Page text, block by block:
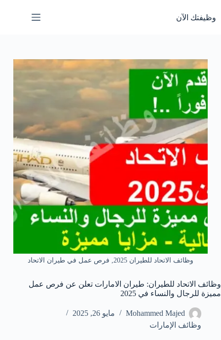
المحتوى
وظيفتك الآن
وظائف الاتحاد للطيران 2025, فرص عمل في طيران الاتحاد
وظائف الاتحاد للطيران: طيران الامارات تعلن عن فرص عمل
مميزة للرجال والنساء في 2025
Mohammed Majed
مايو 26, 2025
وظائف الإمارات